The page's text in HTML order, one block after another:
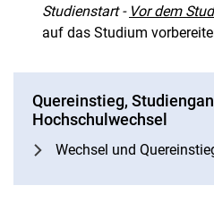
Studienstart - Vor dem
auf das Studium
Quereinstieg,
Hochschulwechsel
Wechsel und